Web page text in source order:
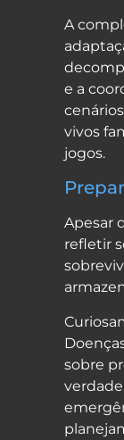
A
e a
vivos
jogos.
Apesar
refletir
sobre